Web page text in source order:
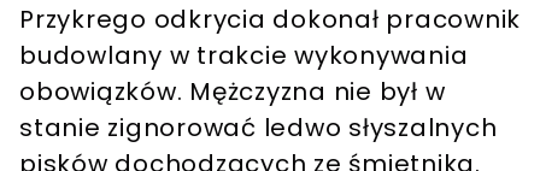
Przykrego odkrycia dokonał pracownik
budowlany w trakcie wykonywania
obowiązków. Mężczyzna nie był w
stanie zignorować ledwo słyszalnych
pisków dochodzących ze śmietnika.